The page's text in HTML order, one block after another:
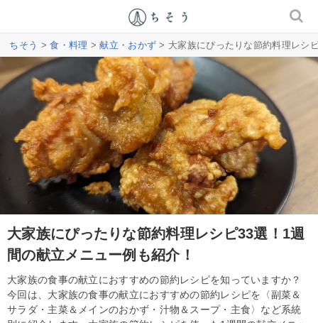
ちそう >食・料理 >献立・おかず > 大家族にぴったりな節約料理レシ
大家族にぴったりな節約料理レシピ33選！1週
間の献立メニュー例も紹介！
大家族の食事の献立におすすめの節約レシピを知っていますか？
今回は、大家族の食事の献立におすすめの節約レシピを〈副菜＆
サラダ・主菜＆メインのおかず・汁物＆スープ・主食〉など系統